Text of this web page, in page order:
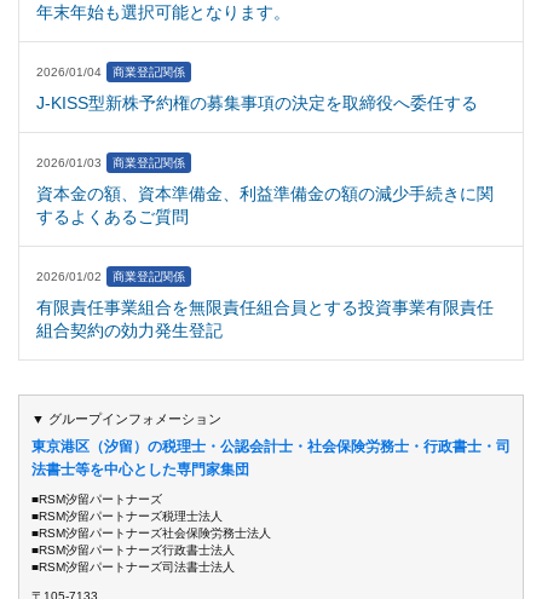
年末年始も選択可能となります。
2026/01/04 商業登記関係
J-KISS型新株予約権の募集事項の決定を取締役へ委任する
2026/01/03 商業登記関係
資本金の額、資本準備金、利益準備金の額の減少手続きに関
するよくあるご質問
2026/01/02 商業登記関係
有限責任事業組合を無限責任組合員とする投資事業有限責任
組合契約の効力発生登記
▼ グループインフォメーション
東京港区（汐留）の税理士・公認会計士・社会保険労務士・行政書士・司
法書士等を中心とした専門家集団
■RSM汐留パートナーズ
■RSM汐留パートナーズ税理士法人
■RSM汐留パートナーズ社会保険労務士法人
■RSM汐留パートナーズ行政書士法人
■RSM汐留パートナーズ司法書士法人
〒105-7133